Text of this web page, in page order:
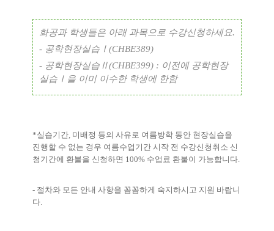
화공과 학생들은 아래 과목으로 수강신청하세요.
- 공학현장실습 Ⅰ (CHBE389)
- 공학현장실습 Ⅱ(CHBE399) : 이전에 공학현장
실습 Ⅰ 을 이미 이수한 학생에 한함
*실습기간, 미배정 등의 사유로 여름방학 동안 현장실습을
진행할 수 없는 경우 여름수업기간 시작 전 수강신청취소 신
청기간에 환불을 신청하면 100% 수업료 환불이 가능합니다.
- 절차와 모든 안내 사항을 꼼꼼하게 숙지하시고 지원 바랍니
다.